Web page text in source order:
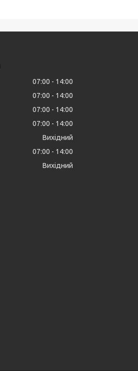
07:00
14:00
07:00
14:00
07:00
14:00
07:00
14:00
Вихідний
07:00
14:00
Вихідний